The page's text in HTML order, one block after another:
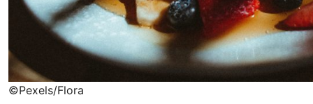
©Pexels/Flora